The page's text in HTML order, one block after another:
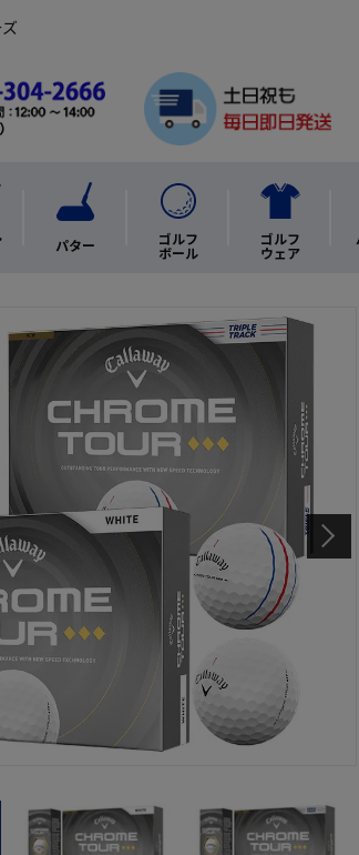
パター ゴルフ
ボール
ゴルフ
ウェア